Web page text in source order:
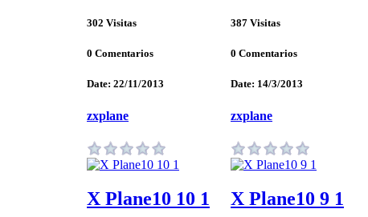
302 Visitas
0 Comentarios
Date: 22/11/2013
zxplane
387 Visitas
0 Comentarios
Date: 14/3/2013
zxplane
X Plane10 10 1 X Plane10 9 1